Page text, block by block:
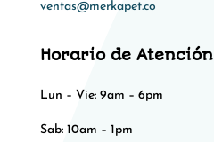
ventas@merkapet.co
Horario de Atención
Lun – Vie: 9am – 6pm
Sab: 10am – 1pm​​